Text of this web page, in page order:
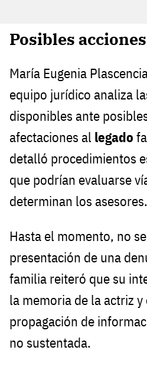
Posibles
María Eugenia
equipo jurídico analiza
disponibles ante
afectaciones al legado
detalló procedimientos
que podrían evaluarse
determinan los asesores.
Hasta el momento, no
presentación de una
familia reiteró que su
la memoria de la actriz
propagación de
no sustentada.